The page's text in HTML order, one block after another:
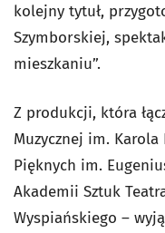
kolejny tytuł,
Szymborskiej,
mieszkaniu”.
Z produkcji, która
Muzycznej im.
Pięknych im.
Akademii Sztuk
Wyspiańskiego –